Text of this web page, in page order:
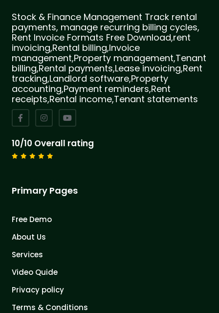
Stock & Finance Management Track rental
payments, manage recurring billing cycles,
Rent Invoice Formats Free Download,rent
invoicing,Rental billing,Invoice
management,Property management,Tenant
billing,Rental payments,Lease invoicing,Rent
tracking,Landlord software,Property
accounting,Payment reminders,Rent
receipts,Rental income,Tenant statements
10/10 Overall rating
Primary Pages
Free Demo
About Us
Services
Video Quide
Privacy policy
Terms & Conditions